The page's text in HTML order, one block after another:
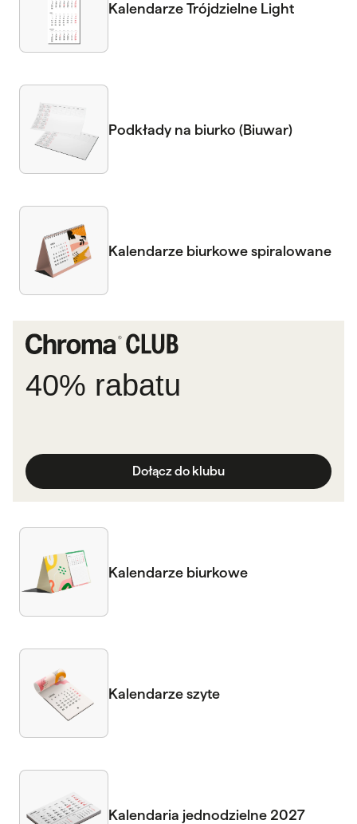
Kalendarze Trójdzielne Light
Podkłady na biurko (Biuwar)
Kalendarze biurkowe spiralowane
40% rabatu
Dołącz do klubu
Kalendarze biurkowe
Kalendarze szyte
Kalendaria jednodzielne 2027